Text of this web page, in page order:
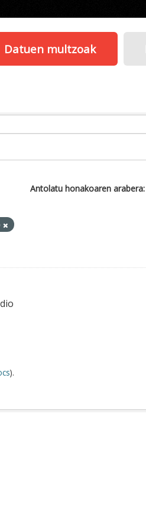
Datuen multzoak
Antolatu honakoaren arabera
).